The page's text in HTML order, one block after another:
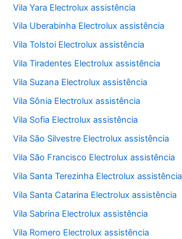
Vila Yara Electrolux assistência
Vila Uberabinha Electrolux assistência
Vila Tolstoi Electrolux assistência
Vila Tiradentes Electrolux assistência
Vila Suzana Electrolux assistência
Vila Sônia Electrolux assistência
Vila Sofia Electrolux assistência
Vila São Silvestre Electrolux assistência
Vila São Francisco Electrolux assistência
Vila Santa Terezinha Electrolux assistência
Vila Santa Catarina Electrolux assistência
Vila Sabrina Electrolux assistência
Vila Romero Electrolux assistência